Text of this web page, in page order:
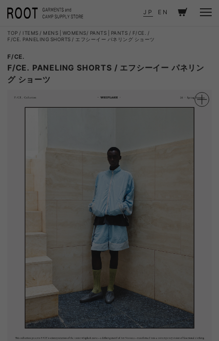
JP EN
TOP ITEMS MENS WOMENS PANTS PANTS
F/CE.
F/CE. PANELING SHORTS / エフシーイー パネリング ショーツ
F/CE.
F/CE. PANELING SHORTS / エフシーイー パネリン
グ ショーツ